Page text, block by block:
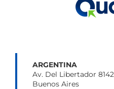
ARGENTINA
Av. Del Libertador 8142
Buenos Aires